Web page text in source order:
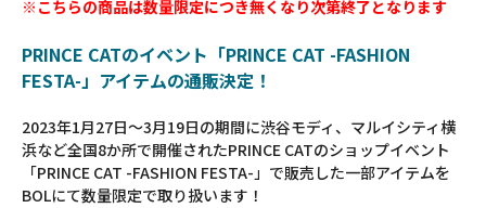
※こちらの商品は数量限定につき無くなり次第終了となります
PRINCE CATのイベント「PRINCE CAT -FASHION
FESTA-」アイテムの通販決定！
2023年1月27日～3月19日の期間に渋谷モディ、マルイシティ横
浜など全国8か所で開催されたPRINCE CATのショップイベント
「PRINCE CAT -FASHION FESTA-」で販売した一部アイテムを
BOLにて数量限定で取り扱います！